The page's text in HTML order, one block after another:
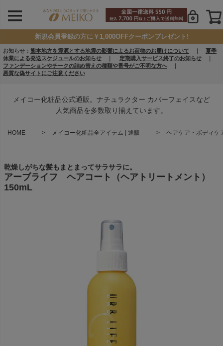
新規会員登録の方に￥1,000OFFクーポンプレゼント!
お知らせ： 熊本地方を震源とする地震の影響によるお荷物のお届けについて
夏季
休業による発送スケジュールのお知らせ
定期購入サービス終了のお知らせ
ファンデーションやチークの詰め替えの種類や番号がご不明な方へ
悪質な偽サイトにご注意ください
メイコー化粧品公式通販。ナチュラクター カバーフェイスなど
人気商品を多数取り揃えています。
HOME メイコー化粧品全アイテム | 通販 ヘアケア・ボディケ
乾燥しがちな髪もまとまってサラサラに。
アーブライフ ヘアコート（ヘアトリートメント）
150mL